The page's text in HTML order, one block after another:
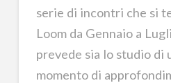
serie di incontri che si
Loom da Gennaio a
prevede sia lo studio di
momento di